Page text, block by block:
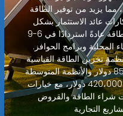
يزيد من توفير الطاقة
عائد الاستثمار بشكل
كبير، حيث تحقق مشاريع تخزين الطاقة عادةً استردادًا في 6-9
المحلية وبرامج الحوافز.
تخزين الطاقة القياسية
(60-600 كيلوواط) تبدأ من 85،000 دولار والأنظمة المتوسطة
(600 كيلوواط-2.5 ميجاواط) من 420،000 دولار، مع خيارات
شراء الطاقة والقروض